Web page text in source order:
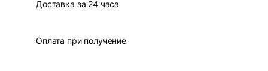
Доставка за 24 часа
Оплата при получение